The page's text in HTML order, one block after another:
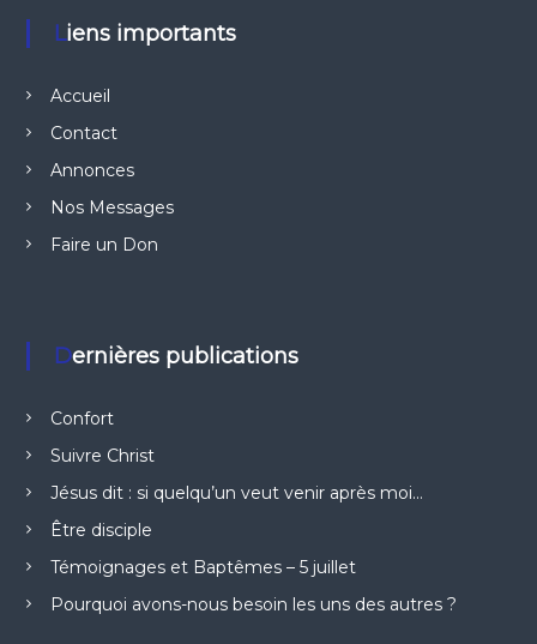
Liens importants
Accueil
Contact
Annonces
Nos Messages
Faire un Don
Dernières publications
Confort
Suivre Christ
Jésus dit : si quelqu’un veut venir après moi…
Être disciple
Témoignages et Baptêmes – 5 juillet
Pourquoi avons-nous besoin les uns des autres ?